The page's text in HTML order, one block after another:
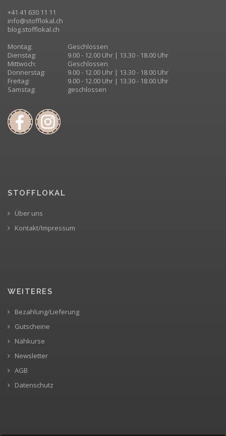
+41 41 630 11 11
info@stofflokal.ch
blog.stofflokal.ch
Montag:
Geschlossen
Dienstag:
9.00 - 12.00 Uhr | 13.30 - 18.00 Uhr
Mittwoch:
Geschlossen
Donnerstag:
9.00 - 12.00 Uhr | 13.30 - 18.00 Uhr
Freitag:
9.00 - 12.00 Uhr | 13.30 - 18.00 Uhr
Samstag:
geschlossen
STOFFLOKAL
Über uns
Kontakt/Impressum
WEITERES
Bezahlung/Lieferung
Gutscheine
Nähkurse
Newsletter
AGB
Datenschutz